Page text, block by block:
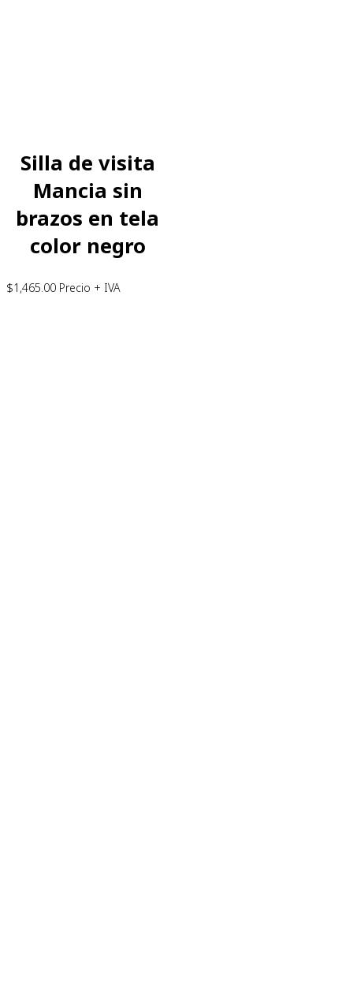
Silla de visita
Mancia sin
brazos en tela
color negro
$1,465.00 Precio + IVA